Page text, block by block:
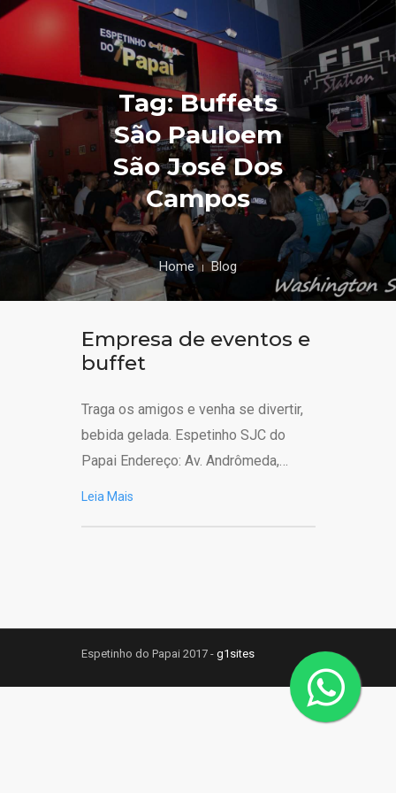
Tag: Buffets
São Pauloem
São José Dos
Campos
Home Blog
Empresa de eventos e
buffet
Traga os amigos e venha se divertir,
bebida gelada. Espetinho SJC do
Papai Endereço: Av. Andrômeda,…
Leia Mais
Espetinho do Papai 2017 - g1sites